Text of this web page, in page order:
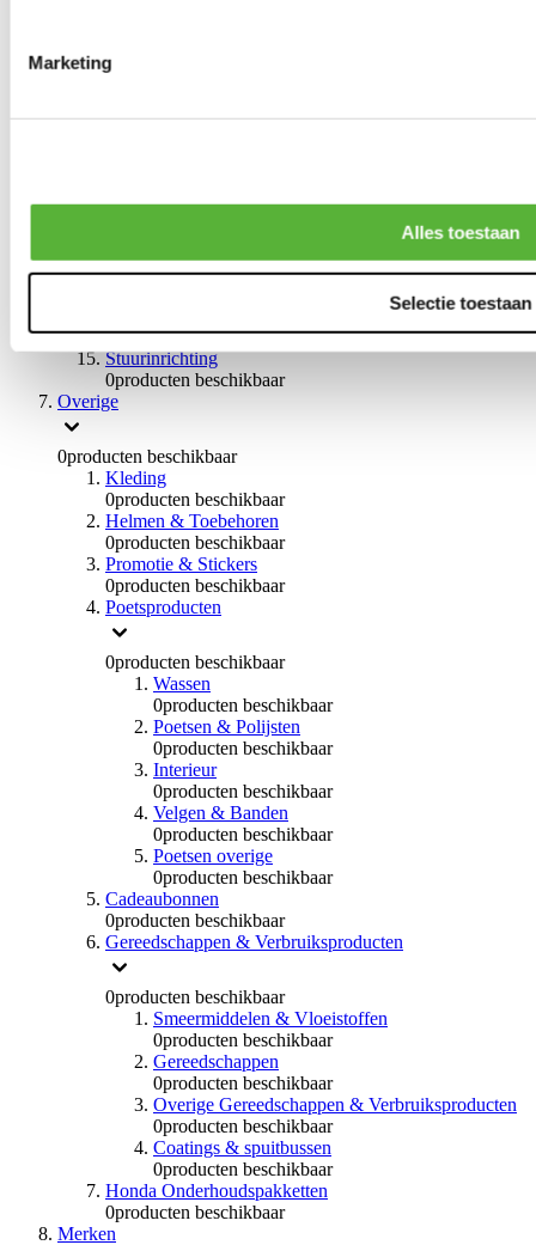
Marketing
Alles toestaan
Selectie toestaan
0producten beschikbaar
0producten beschikbaar
Remmen overige
0producten beschikbaar
Stuurinrichting
0producten beschikbaar
Overige
0producten beschikbaar
Kleding
0producten beschikbaar
Helmen & Toebehoren
0producten beschikbaar
Promotie & Stickers
0producten beschikbaar
Poetsproducten
0producten beschikbaar
Wassen
0producten beschikbaar
Poetsen & Polijsten
0producten beschikbaar
Interieur
0producten beschikbaar
Velgen & Banden
0producten beschikbaar
Poetsen overige
0producten beschikbaar
Cadeaubonnen
0producten beschikbaar
Gereedschappen & Verbruiksproducten
0producten beschikbaar
Smeermiddelen & Vloeistoffen
0producten beschikbaar
Gereedschappen
0producten beschikbaar
Overige Gereedschappen & Verbruiksproducten
0producten beschikbaar
Coatings & spuitbussen
0producten beschikbaar
Honda Onderhoudspakketten
0producten beschikbaar
Merken